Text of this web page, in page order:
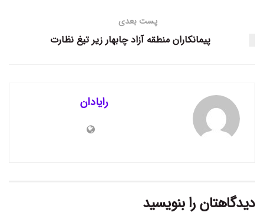
پست بعدی
پیمانکاران منطقه آزاد چابهار زیر تیغ نظارت
رایادان
دیدگاهتان را بنویسید